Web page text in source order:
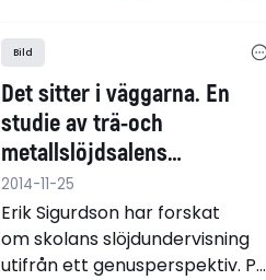
Bild
Det sitter i väggarna. En
studie av trä-och
metallslöjdsalens
materialitet, maskulinitet
och förkroppsliganden
2014-11-25
Erik Sigurdson har forskat
om skolans slöjdundervisning
utifrån ett genusperspektiv. På